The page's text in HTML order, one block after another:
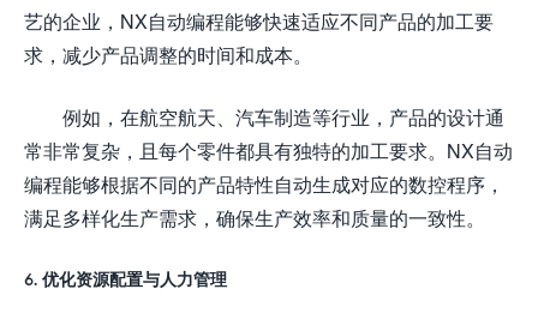
艺的企业，NX自动编程能够快速适应不同产品的加工要
求，减少产品调整的时间和成本。
例如，在航空航天、汽车制造等行业，产品的设计通
常非常复杂，且每个零件都具有独特的加工要求。NX自动
编程能够根据不同的产品特性自动生成对应的数控程序，
满足多样化生产需求，确保生产效率和质量的一致性。
6. 优化资源配置与人力管理